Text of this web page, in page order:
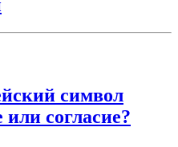
символ
согласие?